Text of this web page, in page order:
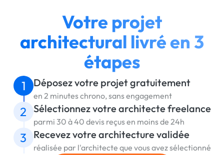
Votre projet
architectural livré en 3
étapes
1 Déposez votre projet gratuitement
en 2 minutes chrono, sans engagement
2 Sélectionnez votre architecte freelance
parmi 30 à 40 devis reçus en moins de 24h
3 Recevez votre architecture validée
réalisée par l'architecte que vous avez sélectionné